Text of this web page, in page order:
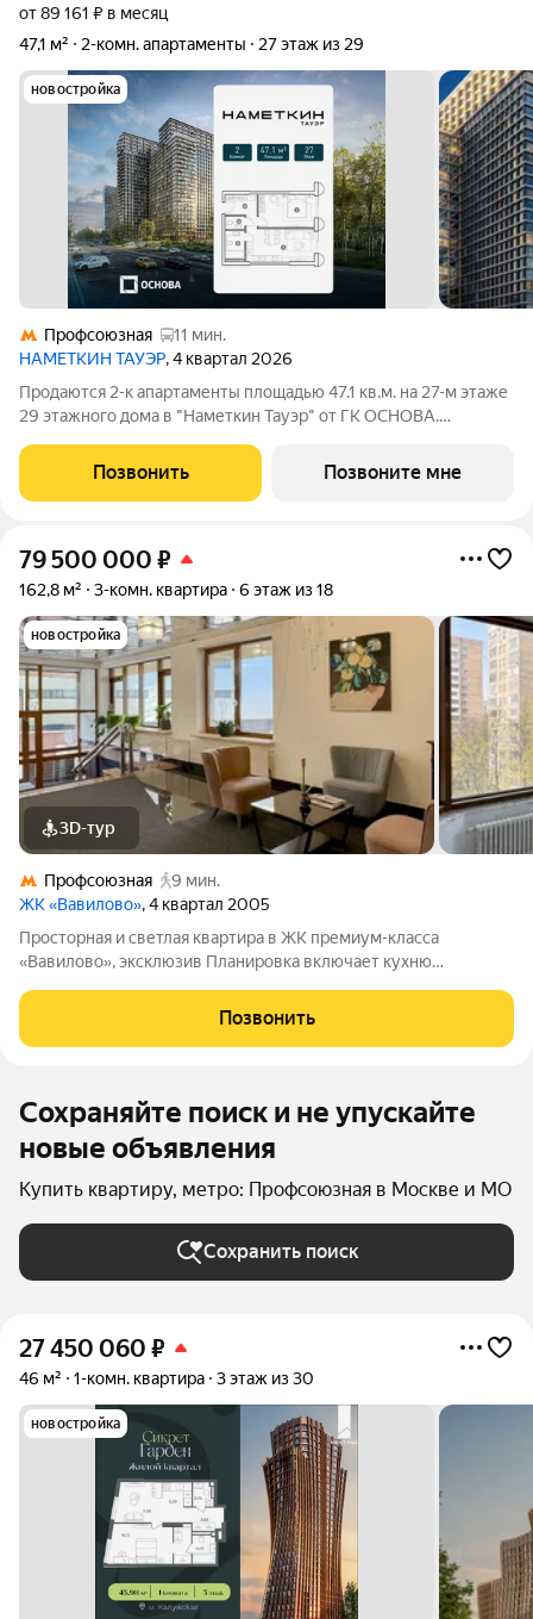
от 89 161 ₽ в месяц
47,1 м²
2-комн. апартаменты 27 этаж из 29
новостройка
Профсоюзная
11 мин.
НАМЕТКИН ТАУЭР, 4 квартал 2026
Продаются 2-к апартаменты площадью 47.1 кв.м. на 27-м этаже
29 этажного дома в "Наметкин Тауэр" от ГК ОСНОВА.
обслуживанием, располагается в районе Черёмушки на Юго-
Западе Москвы. Архитектура от
Позвонить Позвоните мне
79 500 000 ₽
162,8 м² 3-комн. квартира 6 этаж из 18
новостройка
3D-тур
Профсоюзная
9 мин.
ЖК «Вавилово», 4 квартал 2005
Просторная и светлая квартира в ЖК премиум-класса
«Вавилово», эксклюзив Планировка включает кухню
Пространство разделено на общее и приватное, большие
площади комнат, предусмотрено много места
Позвонить
Сохраняйте поиск и не упускайте
новые объявления
Купить квартиру, метро: Профсоюзная в Москве и МО
Сохранить поиск
27 450 060 ₽
46 м² 1-комн. квартира 3 этаж из 30
новостройка